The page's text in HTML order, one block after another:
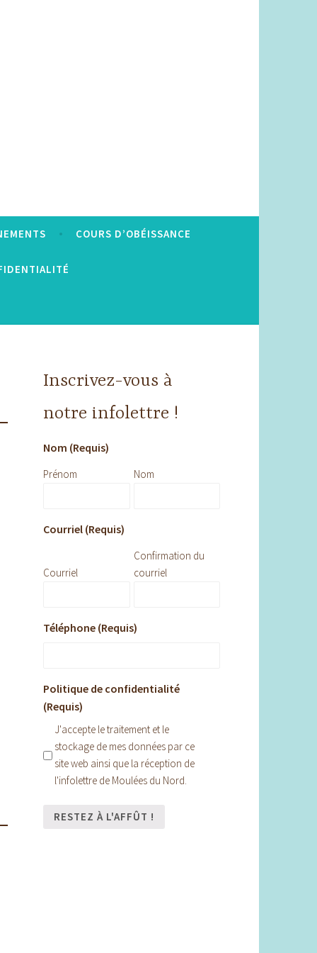
COURS D’OBÉISSANCE
Inscrivez-vous à
notre infolettre !
Nom (Requis)
Prénom Nom
Courriel (Requis)
Courriel
Confirmation du
courriel
Téléphone (Requis)
Politique de confidentialité
(Requis)
J'accepte le traitement et le
stockage de mes données par ce
site web ainsi que la réception de
l'infolettre de Moulées du Nord.